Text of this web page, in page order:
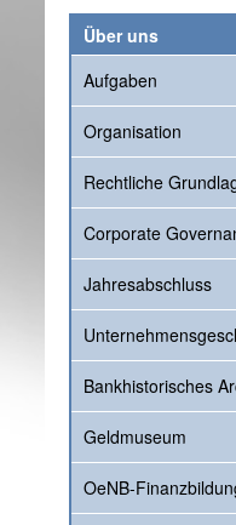
Über uns
Aufgaben
Organisation
Rechtliche
Corporate
Jahresabschluss
Bankhistorisches
Geldmuseum
OeNB-